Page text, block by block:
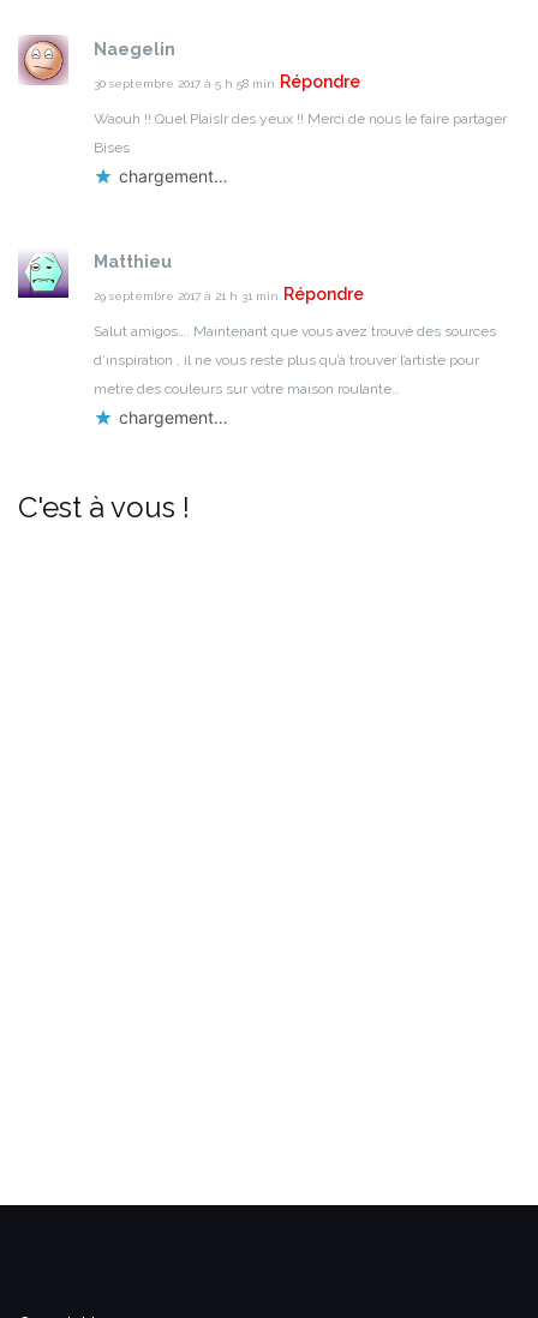
Naegelin
30 septembre 2017 à 5 h 58 min Répondre
Waouh !! QuelPlaisIr des yeux !! Merci de nous le faire partager
Bises
chargement…
Matthieu
29 septembre 2017 à 21 h 31 min Répondre
Salut amigos…. Maintenant que vous avez trouvé des sources
d’inspiration , il ne vous reste plus qu’à trouver l’artiste pour
metre des couleurs sur votre maison roulante…
chargement…
C'est à vous !